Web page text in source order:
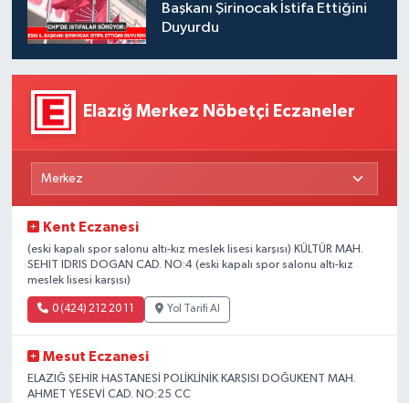
Başkanı Şirinocak İstifa Ettiğini
Duyurdu
Elazığ Merkez Nöbetçi Eczaneler
Kent Eczanesi
(eski kapalı spor salonu altı-kız meslek lisesi karşısı) KÜLTÜR MAH.
SEHIT IDRIS DOGAN CAD. NO:4 (eski kapalı spor salonu altı-kız
meslek lisesi karşısı)
0 (424) 212 20 11 Yol Tarifi Al
Mesut Eczanesi
ELAZIĞ ŞEHİR HASTANESİ POLİKLİNİK KARŞISI DOĞUKENT MAH.
AHMET YESEVİ CAD. NO:25 CC